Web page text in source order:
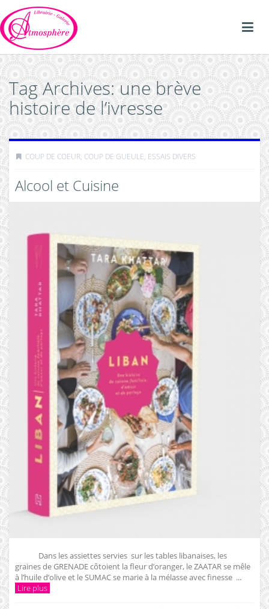
Tag Archives: une brève
histoire de l’ivresse
COUP DE COEUR, COUP DE GUEULE, ESSAIS DIVERS
Alcool et Cuisine
Dans les assiettes servies sur les tables libanaises, les
graines de GRENADE côtoient la fleur d’oranger, le ZAATAR se mêle
à l’huile d’olive et le SUMAC se marie à la mélasse avec finesse ...
Lire plus